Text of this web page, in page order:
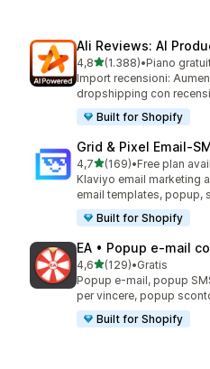
Ali Reviews: AI
4,8stelle su 5
(1.388)
1388 recensioni totali
•Piano
Import recensioni:
dropshipping con
Built for Shopify
Grid & Pixel
4,7stelle su 5
(169)
169 recensioni totali
•Free plan
Klaviyo email marketing
email templates, popup,
Built for Shopify
EA • Popup e‑mail
4,6stelle su 5
(129)
129 recensioni totali
•Gratis
Popup e-mail, popup
per vincere, popup
Built for Shopify